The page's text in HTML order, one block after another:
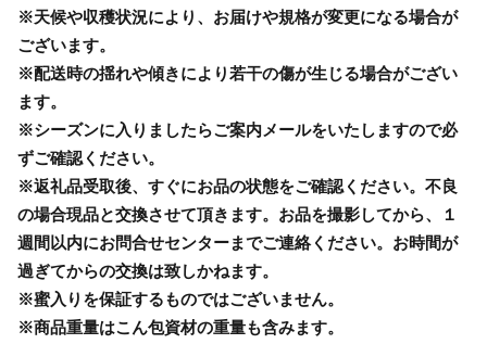
※天候や収穫状況により、お届けや規格が変更になる場合が
ございます。
※配送時の揺れや傾きにより若干の傷が生じる場合がござい
ます。
※シーズンに入りましたらご案内メールをいたしますので必
ずご確認ください。
※返礼品受取後、すぐにお品の状態をご確認ください。不良
の場合現品と交換させて頂きます。お品を撮影してから、１
週間以内にお問合せセンターまでご連絡ください。お時間が
過ぎてからの交換は致しかねます。
※蜜入りを保証するものではございません。
※商品重量はこん包資材の重量も含みます。